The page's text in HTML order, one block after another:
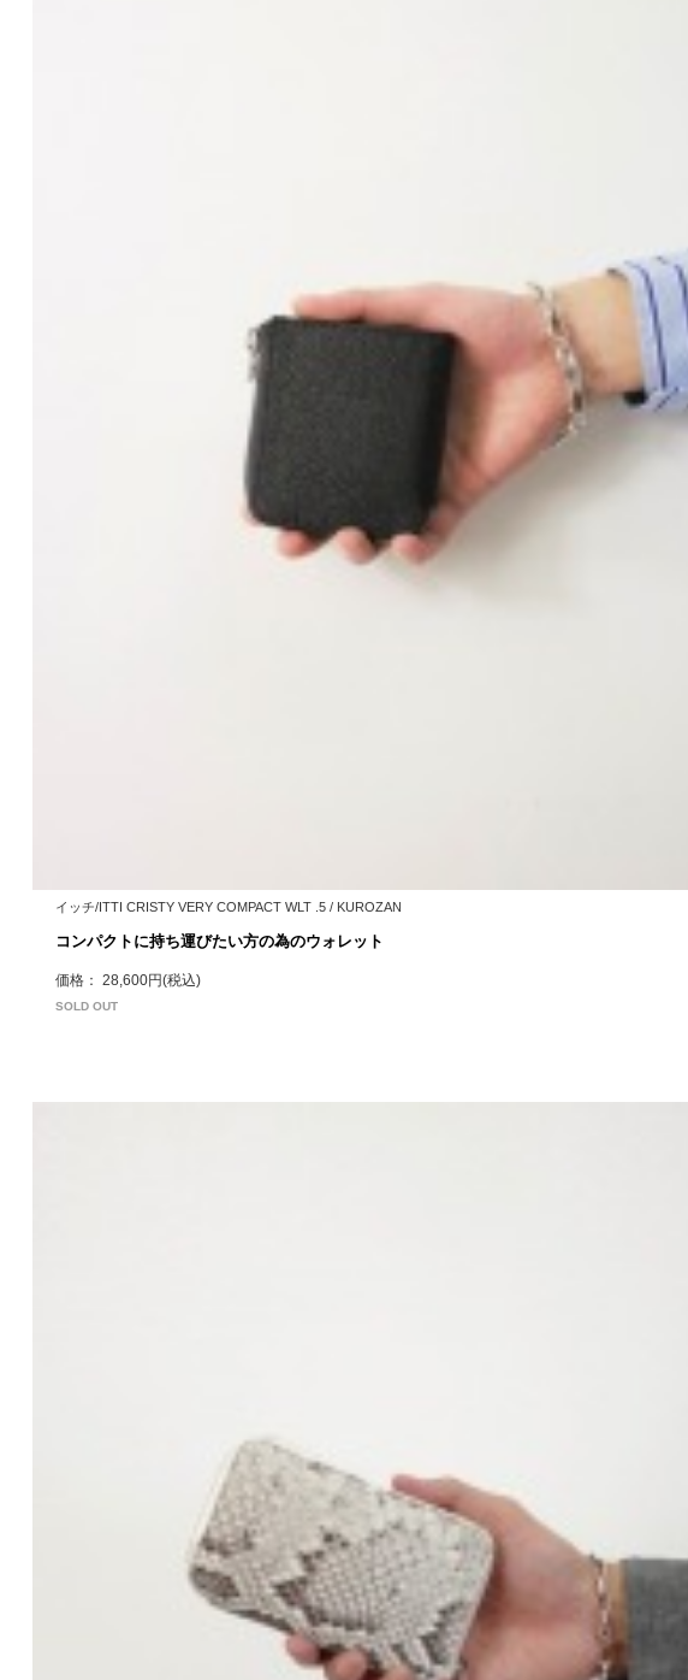
イッチ/ITTI CRISTY VERY COMPACT WLT .5 / KUROZAN
コンパクトに持ち運びたい方の為のウォレット
価格： 28,600円(税込)
SOLD OUT